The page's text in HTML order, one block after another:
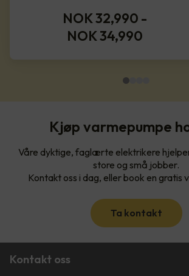
NOK 32,990 -
NOK 34,990
Kjøp varmepumpe
Våre dyktige, faglærte elektrikere
store og små jobber.
Kontakt oss i dag, eller book en gratis
Ta kontakt
Kontakt oss